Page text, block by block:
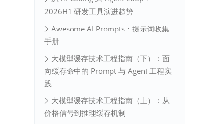
2026H1 研发工具演进趋势
Awesome AI Prompts：提示词收集
手册
大模型缓存技术工程指南（下）：面
向缓存命中的 Prompt 与 Agent 工程实
践
大模型缓存技术工程指南（上）：从
价格信号到推理缓存机制